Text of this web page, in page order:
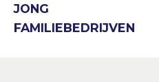
JONG
FAMILIEBEDRIJVEN